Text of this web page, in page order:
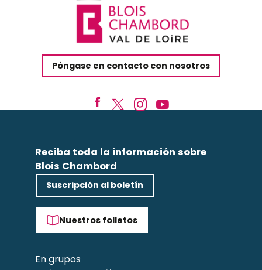
Póngase en contacto con nosotros
Reciba toda la información sobre
Blois Chambord
Suscripción al boletín
Nuestros folletos
En grupos